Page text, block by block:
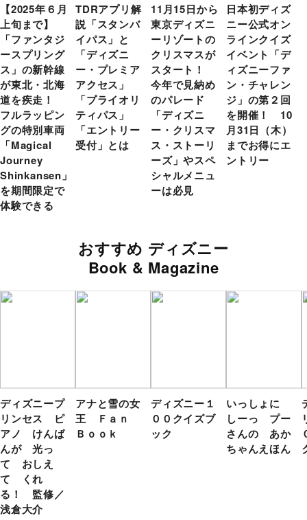
【2025年６月
上旬まで】
「ファンタジ
ースプリング
ス」の新幹線
が東北・北海
道を疾走！
フルラッピン
グの特別車両
「Magical
Journey
Shinkansen」
を期間限定で
体験できる
TDRアプリ解
説「スタンバ
イパス」と
「ディズニ
ー・プレミア
アクセス」
「プライオリ
ティパス」
「エントリー
受付」とは
11月15日から
東京ディズニ
ーリゾートの
クリスマスが
スタート！
今年で見納め
のパレード
「ディズニ
ー・クリスマ
ス・ストーリ
ーズ」やスペ
シャルメニュ
ーは必見
日本初ディズ
ニー公式オン
ラインクイズ
イベント「デ
ィズニーファ
ン・チャレン
ジ」の第２回
を開催！ 10
月31日（木）
までお得にエ
ントリー
おすすめ ディズニー
Book & Magazine
ディズニープ
リンセス ピ
アノ けんば
んが 光っ
て おしえ
て くれ
る！ 監修／
浅倉大介
アナと雪の女
王 Ｆａｎ
Ｂｏｏｋ
ディズニー１
００クイズブ
ック
いっしょに
しーっ プー
さんの あか
ちゃんえほん